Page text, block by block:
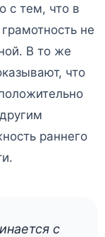
с тем, что в
не
В то же
что
раннего
с